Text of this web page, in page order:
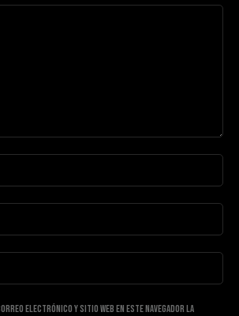
electrónico y sitio web en este navegador la